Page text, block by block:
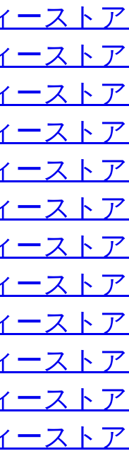
ースト
ースト
ースト
ースト
ースト
ースト
ースト
ースト
ースト
ースト
ースト
ースト